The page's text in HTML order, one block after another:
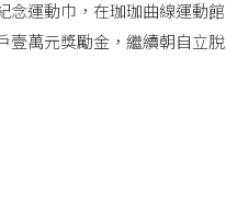
念運動巾，在珈珈曲線運動館
壹萬元獎勵金，繼續朝自立脫